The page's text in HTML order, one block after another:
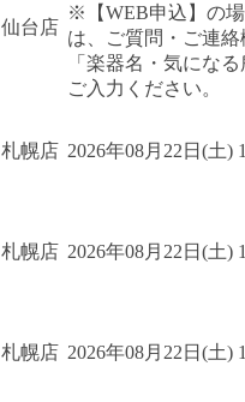
仙台店
※【WEB申込】の
は、ご質問・ご連絡
「楽器名・気にな
ご入力ください。
札幌店 2026年08月22日(土)
札幌店 2026年08月22日(土)
札幌店 2026年08月22日(土)